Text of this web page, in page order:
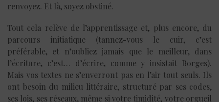
renvoyez. Et là, soyez obstiné.
Tout cela relève de l’apprentissage et, plus encore, du
parcours initiatique (tannez-vous le cuir, c’est
préférable, et n’oubliez jamais que le meilleur, dans
l’écriture, c’est… d’écrire, comme y insistait Borges).
Mais vos textes ne s’enverront pas en l’air tout seuls. Ils
ont besoin du milieu littéraire, structuré par ses codes,
ses lois, ses réseaux, même si votre timidité, votre orgueil